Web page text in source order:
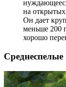
на
Он дает
меньше 200
хорошо
Среднеспелые